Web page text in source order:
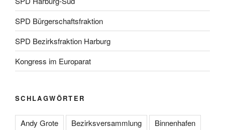
SPD Bürgerschaftsfraktion
SPD Bezirksfraktion Harburg
Kongress im Europarat
SCHLAGWÖRTER
Andy Grote Bezirksversammlung
Binnenhafen